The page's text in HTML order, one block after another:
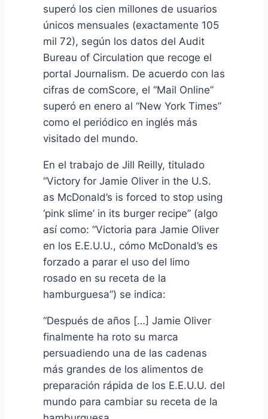
superó los cien millones de usuarios
únicos mensuales (exactamente 105
mil 72), según los datos del Audit
Bureau of Circulation que recoge el
portal Journalism. De acuerdo con las
cifras de comScore, el “Mail Online”
superó en enero al “New York Times”
como el periódico en inglés más
visitado del mundo.
En el trabajo de Jill Reilly, titulado
“Victory for Jamie Oliver in the U.S.
as McDonald’s is forced to stop using
‘pink slime’ in its burger recipe” (algo
así como: “Victoria para Jamie Oliver
en los E.E.U.U., cómo McDonald’s es
forzado a parar el uso del limo
rosado en su receta de la
hamburguesa”) se indica:
“Después de años […] Jamie Oliver
finalmente ha roto su marca
persuadiendo una de las cadenas
más grandes de los alimentos de
preparación rápida de los E.E.U.U. del
mundo para cambiar su receta de la